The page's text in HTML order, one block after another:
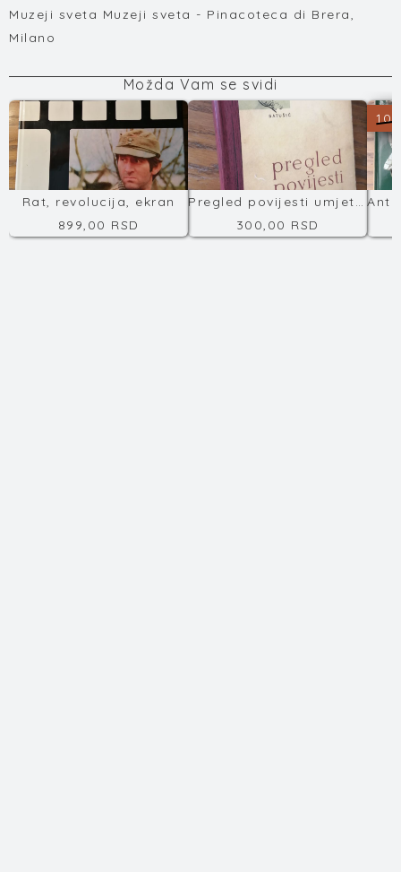
Muzeji sveta Muzeji sveta - Pinacoteca di Brera,
Milano
Možda Vam se svidi
Rat, revolucija, ekran
899,00 RSD
Pregled povijesti umjetnosti
300,00 RSD